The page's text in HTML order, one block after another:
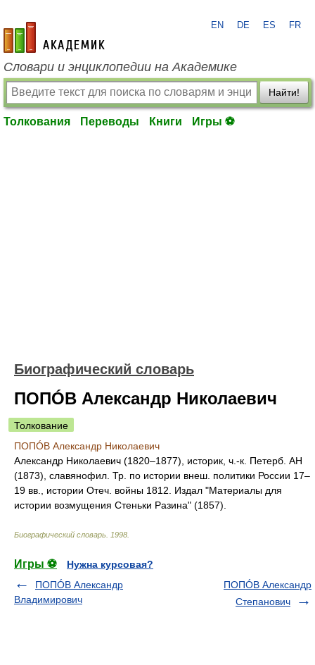
academic.ru
EN DE ES FR
Словари и энциклопедии на Академике
Найти!
Толкования Переводы Книги Игры ⚽
Биографический словарь
ПОПÓВ Александр Николаевич
Толкование
ПОПÓВ Александр Николаевич
Александр Николаевич (1820–1877), историк, ч.-к. Петерб. АН
(1873), славянофил. Тр. по истории внеш. политики России 17–
19 вв., истории Отеч. войны 1812. Издал "Материалы для
истории возмущения Стеньки Разина" (1857).
Биографический словарь 1998
Игры ⚽
Нужна курсовая?
ПОПÓВ Александр
Владимирович
ПОПÓВ Александр
Степанович